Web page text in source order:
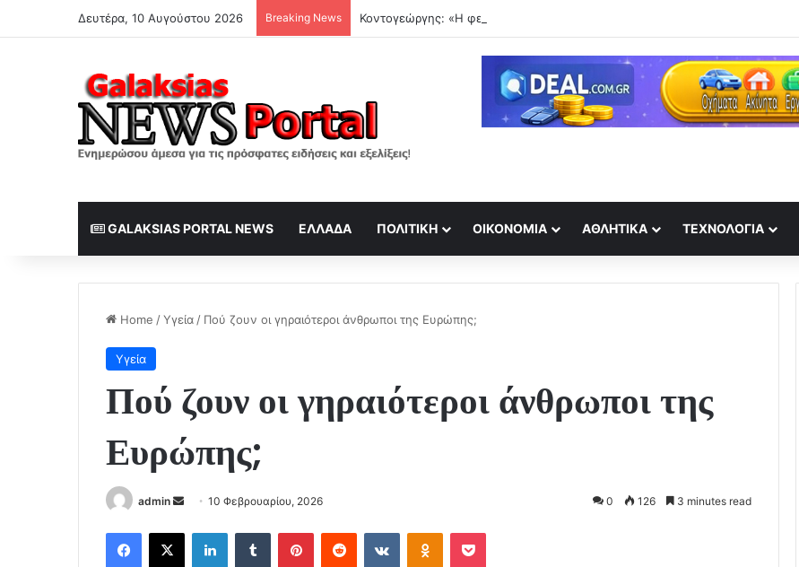
Δευτέρα, 10 Αυγούστου 2026 Breaking News
GALAKSIAS PORTAL NEWS ΕΛΛΆΔΑ ΠΟΛΙΤΙΚΉ ΟΙΚΟΝΟΜΊΑ ΑΘΛΗΤΙΚΆ ΤΕΧΝΟΛΟΓΊΑ
Home /Υγεία / Πού ζουν οι γηραιότεροι άνθρωποι της Ευρώπης;
Υγεία
Πού ζουν οι γηραιότεροι άνθρωποι της
Ευρώπης;
admin
Send
email
10 Φεβρουαρίου, 2026 0 126 3 minutes read
Facebook
X LinkedInTumblr PinterestReddit VKontakteOdnoklassniki
Pocket